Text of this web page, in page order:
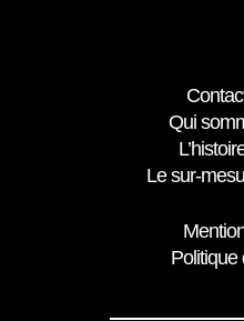
Qui
Le sur-
Politique